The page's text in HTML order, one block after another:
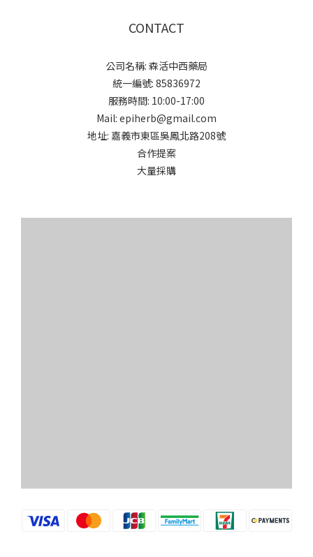
CONTACT
公司名稱: 森活中西藥局
統一編號: 85836972
服務時間: 10:00-17:00
Mail: epiherb@gmail.com
地址: 嘉義市東區吳鳳北路208號
合作提案
大量採購